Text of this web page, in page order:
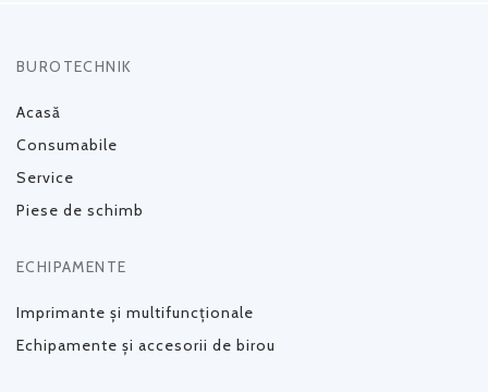
BUROTECHNIK
Acasă
Consumabile
Service
Piese de schimb
ECHIPAMENTE
Imprimante și multifuncționale
Echipamente și accesorii de birou